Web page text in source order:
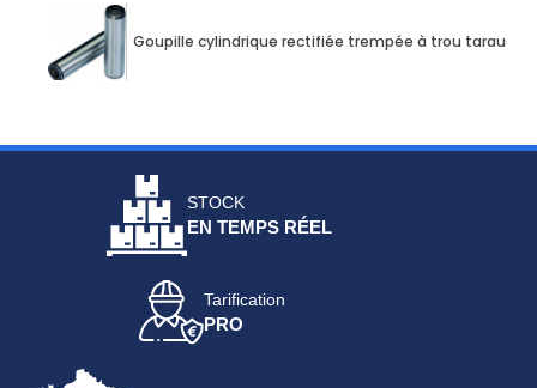
Goupille cylindrique rectifiée trempée à trou taraudé
STOCK
EN TEMPS RÉEL
Tarification
PRO